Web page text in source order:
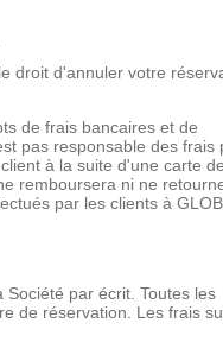
droit d'annuler votre
de frais bancaires et de
pas responsable des frais
à la suite d'une carte
remboursera ni ne
par les clients à
par écrit. Toutes les
de réservation. Les frais